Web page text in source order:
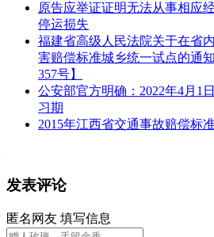
原告应举证证明无法从事相应
停运损失
福建省高级人民法院关于在省
害赔偿标准城乡统一试点的通
357号】
公安部官方明确：2022年4月1
习期
2015年江西省交通事故赔偿标
发表评论
匿名网友 填写信息